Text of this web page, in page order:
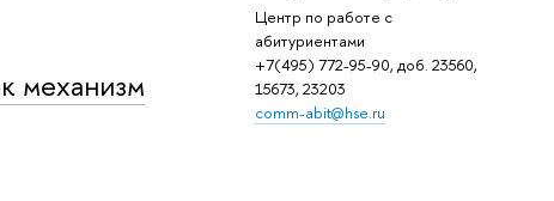
Центр по работе с
абитуриентами
+7(495) 772-95-90, доб. 23560,
15673, 23203
comm-abit@hse.ru
механизм